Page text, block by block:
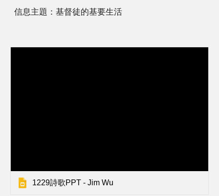
信息主題：基督徒的基要生活
1229詩歌PPT - Jim Wu